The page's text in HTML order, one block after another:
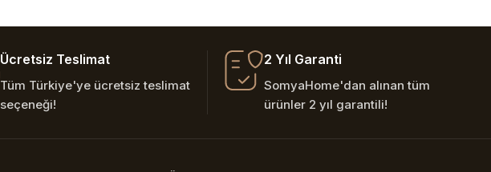
Ücretsiz Teslimat
Tüm Türkiye'ye ücretsiz teslimat
seçeneği!
2 Yıl Garanti
SomyaHome'dan alınan tüm
ürünler 2 yıl garantili!